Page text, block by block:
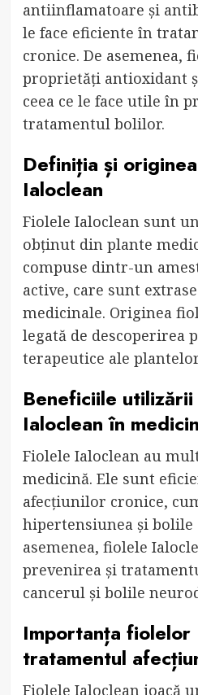
antiinflamatoare și
le face eficiente în
cronice. De asemenea,
proprietăți antioxidant
ceea ce le face utile în
tratamentul bolilor.
Definiția și
Ialoclean
Fiolele Ialoclean sunt
obținut din plante
compuse dintr-un
active, care sunt
medicinale. Originea
legată de descoperirea
terapeutice ale
Beneficiile
Ialoclean în
Fiolele Ialoclean au
medicină. Ele sunt
afecțiunilor cronice,
hipertensiunea și bolile
asemenea, fiolele
prevenirea și
cancerul și bolile
Importanța fiolelor
tratamentul
Fiolele Ialoclean joacă